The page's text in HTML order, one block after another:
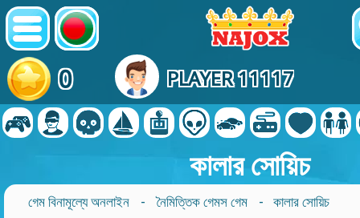
0 PLAYER 11117
কালার সোয়িচ
গেম বিনামূল্যে অনলাইন - নৈমিত্তিক গেমস গেম - কালার সোয়িচ